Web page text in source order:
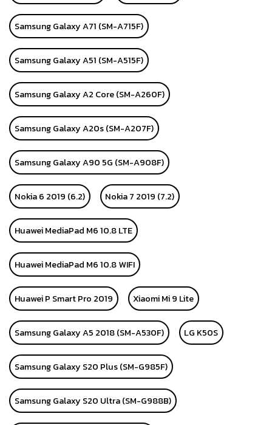
Samsung Galaxy A71 (SM-A715F)
Samsung Galaxy A51 (SM-A515F)
Samsung Galaxy A2 Core (SM-A260F)
Samsung Galaxy A20s (SM-A207F)
Samsung Galaxy A90 5G (SM-A908F)
Nokia 6 2019 (6.2) Nokia 7 2019 (7.2)
Huawei MediaPad M6 10.8 LTE
Huawei MediaPad M6 10.8 WIFI
Huawei P Smart Pro 2019 Xiaomi Mi 9 Lite
Samsung Galaxy A5 2018 (SM-A530F) LG K50S
Samsung Galaxy S20 Plus (SM-G985F)
Samsung Galaxy S20 Ultra (SM-G988B)